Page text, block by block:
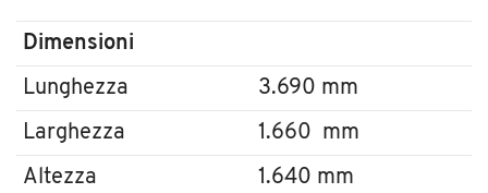
Dimensioni
Lunghezza 3.690 mm
Larghezza 1.660 mm
Altezza 1.640 mm